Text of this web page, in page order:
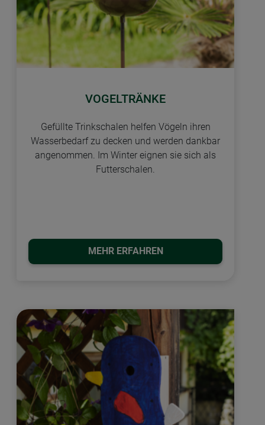
VOGELTRÄNKE
Gefüllte Trinkschalen helfen Vögeln ihren
Wasserbedarf zu decken und werden dankbar
angenommen. Im Winter eignen sie sich als
Futterschalen.
MEHR ERFAHREN